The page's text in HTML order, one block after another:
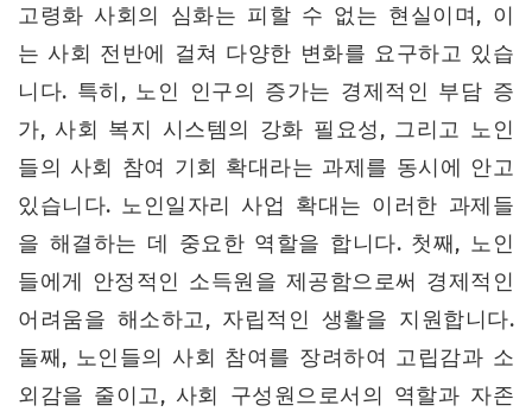
고령화 사회의 심화는 피할 수 없는 현실이며, 이
는 사회 전반에 걸쳐 다양한 변화를 요구하고 있습
니다. 특히, 노인 인구의 증가는 경제적인 부담 증
가, 사회 복지 시스템의 강화 필요성, 그리고 노인
들의 사회 참여 기회 확대라는 과제를 동시에 안고
있습니다. 노인일자리 사업 확대는 이러한 과제들
을 해결하는 데 중요한 역할을 합니다. 첫째, 노인
들에게 안정적인 소득원을 제공함으로써 경제적인
어려움을 해소하고, 자립적인 생활을 지원합니다.
둘째, 노인들의 사회 참여를 장려하여 고립감과 소
외감을 줄이고, 사회 구성원으로서의 역할과 자존